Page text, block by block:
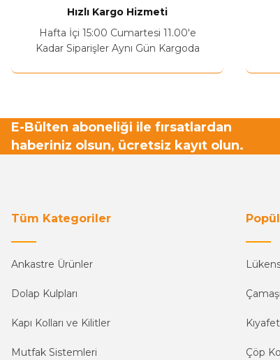
Bu ürüne benzer farklı alternatifler olmalı.
Hızlı Kargo Hizmeti
Hafta İçi 15:00 Cumartesi 11.00'e
Kadar Siparişler Aynı Gün Kargoda
E-Bülten aboneliği ile fırsatlardan
haberiniz olsun, ücretsiz kayıt olun.
Tüm Kategoriler
Ankastre Ürünler
Dolap Kulpları
Kapı Kolları ve Kilitler
Mutfak Sistemleri
Kıyafet
Çöp